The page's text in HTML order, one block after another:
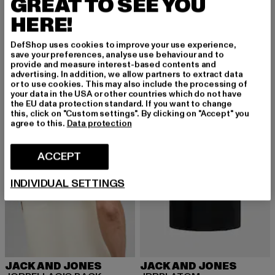
JACK AND JONES
JJBRANDY
EUR 18,89
Derzeitiger Preis: EUR 18,89
EUR 34,99
JACK AND JONES
JJEDOVER
-40%
JACK AND JONES
-35%
JACK AND JONES
GREAT TO SEE YOU
HERE!
DefShop uses cookies to improve your use experience,
save your preferences, analyse use behaviour and to
provide and measure interest-based contents and
advertising. In addition, we allow partners to extract data
or to use cookies. This may also include the processing of
your data in the USA or other countries which do not have
the EU data protection standard. If you want to change
this, click on "Custom settings". By clicking on "Accept" you
agree to this. Data protection
ACCEPT
INDIVIDUAL SETTINGS